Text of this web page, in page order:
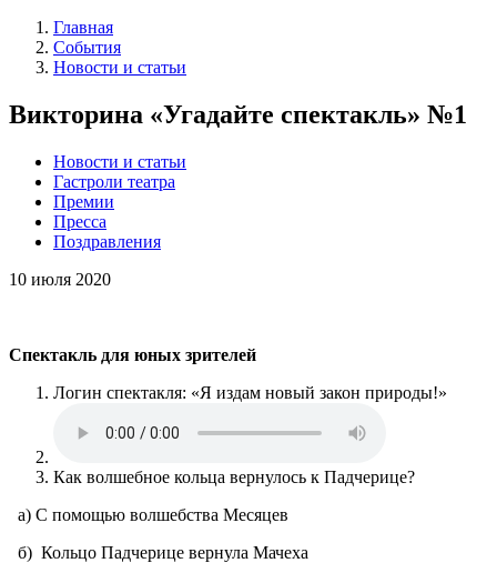
Главная
События
Новости и статьи
Викторина «Угадайте спектакль» №1
Новости и статьи
Гастроли театра
Премии
Пресса
Поздравления
10 июля 2020
Спектакль для юных зрителей
Логин спектакля: «Я издам новый закон природы!»
Как волшебное кольца вернулось к Падчерице?
а) С помощью волшебства Месяцев
б) Кольцо Падчерице вернула Мачеха